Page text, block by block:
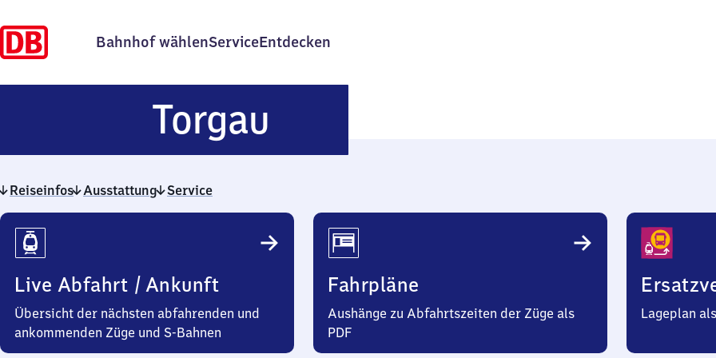
Bahnhof wählenServiceEntdecken
Torgau
Reiseinfos Ausstattung Service
Reiseinfos
Live Abfahrt / Ankunft
Übersicht der nächsten abfahrenden und
ankommenden Züge und S-Bahnen
Fahrpläne
Aushänge zu Abfahrtszeiten der Züge als
PDF
Lageplan